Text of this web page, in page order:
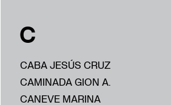
C
CABA JESÚS CRUZ
CAMINADA GION A.
CANEVE MARINA